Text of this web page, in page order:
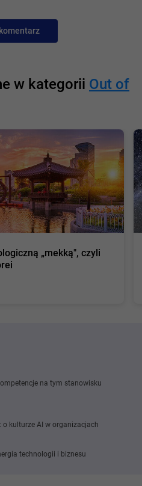
w kategorii Out of
„mekką", czyli
na tym stanowisku
o kulturze AI w organizacjach
technologii i biznesu